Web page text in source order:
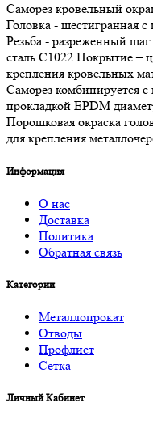
Саморез кровельный
Головка - шестигранная
Резьба - разреженный
сталь С1022 Покрытие –
крепления кровельных
Саморез комбинируется
прокладкой EPDM
Порошковая окраска
для крепления
Информация
О нас
Доставка
Политика
Обратная связь
Категории
Металлопрокат
Отводы
Профлист
Сетка
Личный Кабинет